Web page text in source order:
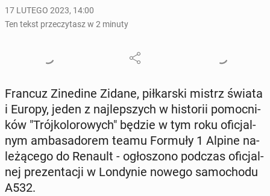
17 LUTEGO 2023, 14:00
Ten tekst przeczytasz w 2 minuty
Francuz Zi­ne­di­ne Zidane, pił­kar­ski mistrz świata
i Europy, jeden z naj­lep­szych w hi­sto­rii po­moc­ni­
ków "Trój­ko­lo­ro­wych" będzie w tym roku ofi­cjal­
nym am­ba­sa­do­rem teamu Formuły 1 Alpine na­
le­żą­ce­go do Renault - ogło­szo­no podczas ofi­cjal­
nej pre­zen­ta­cji w Lon­dy­nie nowego sa­mo­cho­du
A532.